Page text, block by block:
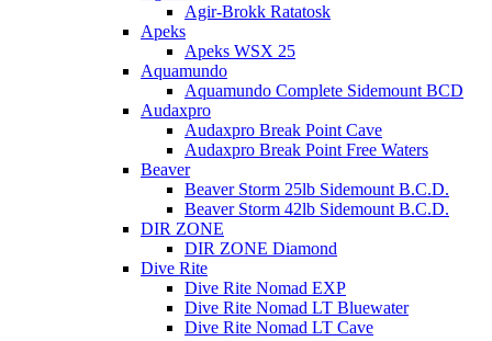
Agir-Brokk Ratatosk
Apeks
Apeks WSX 25
Aquamundo
Aquamundo Complete Sidemount BCD
Audaxpro
Audaxpro Break Point Cave
Audaxpro Break Point Free Waters
Beaver
Beaver Storm 25lb Sidemount B.C.D.
Beaver Storm 42lb Sidemount B.C.D.
DIR ZONE
DIR ZONE Diamond
Dive Rite
Dive Rite Nomad EXP
Dive Rite Nomad LT Bluewater
Dive Rite Nomad LT Cave